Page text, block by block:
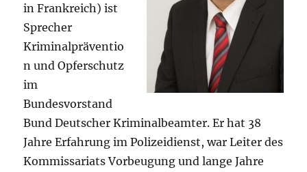
in Frankreich) ist
Sprecher
Kriminalpräventio
n und Opferschutz
im
Bundesvorstand
Bund Deutscher Kriminalbeamter. Er hat 38
Jahre Erfahrung im Polizeidienst, war Leiter des
Kommissariats Vorbeugung und lange Jahre